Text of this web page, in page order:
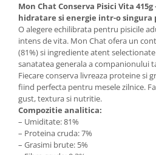
Mon Chat Conserva Pisici Vita
hidratare si energie intr-o singura
O alegere echilibrata pentru pisicile
intens de vita. Mon Chat ofera un
(81%) si ingrediente atent
sanatatea generala a companionului
Fiecare conserva livreaza proteine si
fiind perfecta pentru mesele zilnice.
gust, textura si nutritie.
Compozitie analitica:
– Umiditate: 81%
– Proteina cruda: 7%
– Grasimi brute: 5%